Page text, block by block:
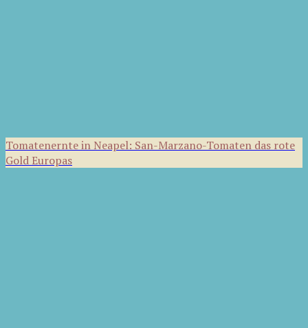
Tomatenernte in Neapel: San-Marzano-Tomaten das rote
Gold Europas